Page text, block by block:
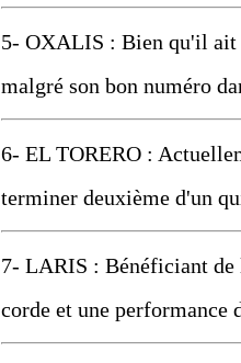
5- OXALIS : Bien qu'il ait
malgré son bon numéro
6- EL TORERO :
terminer deuxième d'un
7- LARIS : Bénéficiant de
corde et une performance